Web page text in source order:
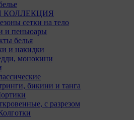
КОЛЛЕКЦИЯ
сетки на тело
и пеньюары
белья
и накидки
монокини
бикини и танга
с разрезом
определять
сайта. Компании,
обработку статистических
– сервис веб-аналитики,
ООО «Яндекс». Адрес: г.
Толстого, д. 16, 119021.
Яндекс.
– сервис веб-аналитики,
компанией Google, Inc.